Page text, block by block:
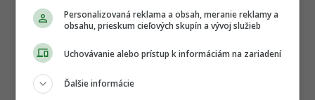
Personalizovaná reklama a obsah, meranie reklamy a
obsahu, prieskum cieľových skupín a vývoj služieb
Uchovávanie alebo prístup k informáciám na zariadení
Ďalšie informácie